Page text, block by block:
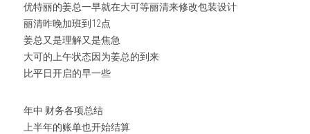
优特丽的姜总一早就在大可等丽清来修改包装设计
丽清昨晚加班到12点
姜总又是理解又是焦急
大可的上午状态因为姜总的到来
比平日开启的早一些
年中 财务各项总结
上半年的账单也开始结算